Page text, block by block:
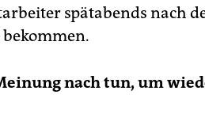
spätabends nach
nach tun, um